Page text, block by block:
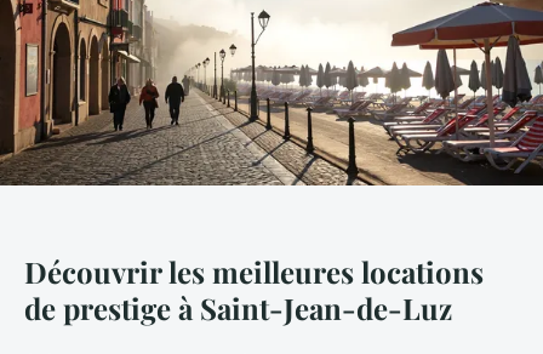
Découvrir les meilleures locations
de prestige à Saint-Jean-de-Luz